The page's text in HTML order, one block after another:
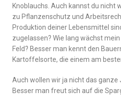
Knoblauchs. Auch kannst du nicht
zu Pflanzenschutz und
Produktion deiner Lebensmittel
zugelassen? Wie lang wächst
Feld? Besser man kennt den
Kartoffelsorte, die einem am
Auch wollen wir ja nicht das ganze
Besser man freut sich auf die